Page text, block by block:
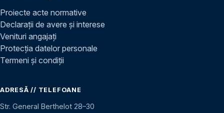
Proiecte acte normative
Declarații de avere și interese
Venituri angajați
Protecția datelor personale
Termeni și condiții
ADRESĂ // TELEFOANE
Str. General Berthelot 28–30